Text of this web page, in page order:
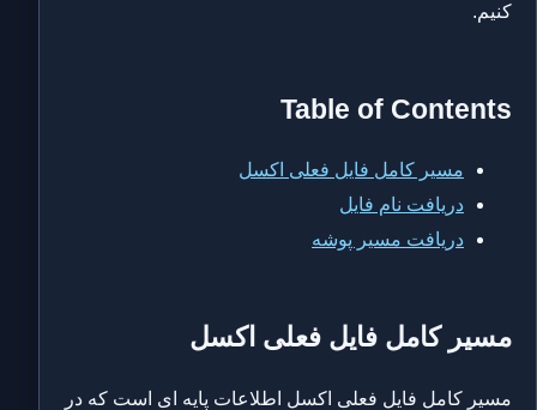
کنیم.
Table of Contents
مسیر کامل فایل فعلی اکسل
دریافت نام فایل
دریافت مسیر پوشه
مسیر کامل فایل فعلی اکسل
مسیر کامل فایل فعلی اکسل اطلاعات پایه ای است که در